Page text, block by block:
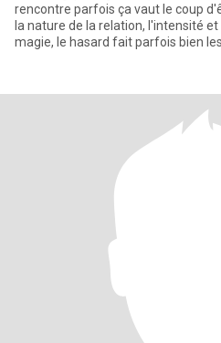
rencontre parfois ça vaut le coup
la nature de la relation, l'intensité
magie, le hasard fait parfois bien